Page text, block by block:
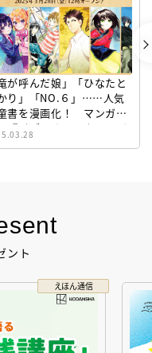
ント
えほん通信
が呼んだ娘」「ひなたと
り」「NO.６」……人気
書を漫画化！ マンガサ
ト『ビブリオシリウス』誕